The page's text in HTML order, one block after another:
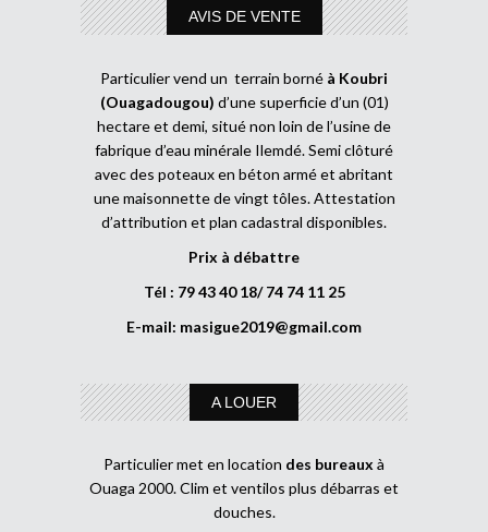
AVIS DE VENTE
Particulier vend un terrain borné à Koubri
(Ouagadougou) d’une superficie d’un (01)
hectare et demi, situé non loin de l’usine de
fabrique d’eau minérale Ilemdé. Semi clôturé
avec des poteaux en béton armé et abritant
une maisonnette de vingt tôles. Attestation
d’attribution et plan cadastral disponibles.
Prix à débattre
Tél : 79 43 40 18/ 74 74 11 25
E-mail: masigue2019@gmail.com
A LOUER
Particulier met en location des bureaux à
Ouaga 2000. Clim et ventilos plus débarras et
douches.